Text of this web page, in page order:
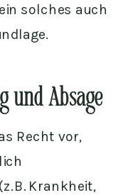
solches auch
Recht vor,
B. Krankheit,
und Absage